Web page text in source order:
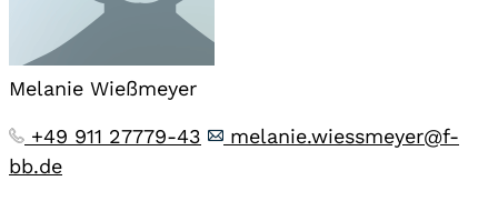
Melanie Wießmeyer
+49 911 27779-43
melanie.wiessmeyer@f-
bb.de